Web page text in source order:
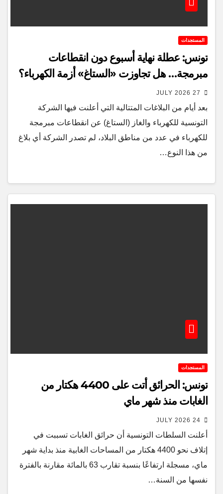
المستجدات
تونس: عطلة نهاية أسبوع دون انقطاعات
مبرمجة… هل تجاوزت «الستاغ» أزمة الكهرباء؟
27 JULY 2026
بعد أيام من البلاغات المتتالية التي أعلنت فيها الشركة
التونسية للكهرباء والغاز (الستاغ) عن انقطاعات مبرمجة
للكهرباء في عدد من مناطق البلاد، لم تصدر الشركة أي بلاغ
من هذا النوع…
المستجدات
تونس: الحرائق أتت على 4400 هكتار من
الغابات منذ شهر ماي
24 JULY 2026
أعلنت السلطات التونسية أن حرائق الغابات تسببت في
إتلاف نحو 4400 هكتار من المساحات الغابية منذ بداية شهر
ماي، مسجلة ارتفاعًا بنسبة تقارب 63 بالمائة مقارنة بالفترة
نفسها من السنة…